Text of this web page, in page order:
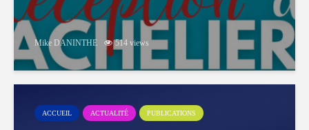
Mike DANINTHE 514 views
ACCUEIL ACTUALITÉ PUBLICATIONS